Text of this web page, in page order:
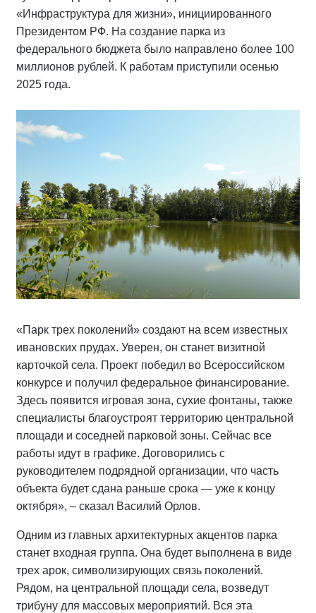
«Инфраструктура для жизни», инициированного
Президентом РФ. На создание парка из
федерального бюджета было направлено более 100
миллионов рублей. К работам приступили осенью
2025 года.
«Парк трех поколений» создают на всем известных
ивановских прудах. Уверен, он станет визитной
карточкой села. Проект победил во Всероссийском
конкурсе и получил федеральное финансирование.
Здесь появится игровая зона, сухие фонтаны, также
специалисты благоустроят территорию центральной
площади и соседней парковой зоны. Сейчас все
работы идут в графике. Договорились с
руководителем подрядной организации, что часть
объекта будет сдана раньше срока — уже к концу
октября», – сказал Василий Орлов.
Одним из главных архитектурных акцентов парка
станет входная группа. Она будет выполнена в виде
трех арок, символизирующих связь поколений.
Рядом, на центральной площади села, возведут
трибуну для массовых мероприятий. Вся эта